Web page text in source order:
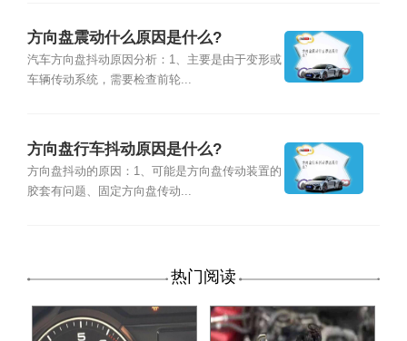
方向盘震动什么原因是什么?
汽车方向盘抖动原因分析：1、主要是由于变形或
车辆传动系统，需要检查前轮...
方向盘行车抖动原因是什么?
方向盘抖动的原因：1、可能是方向盘传动装置的
胶套有问题、固定方向盘传动...
热门阅读